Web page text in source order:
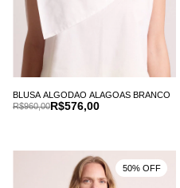
BLUSA ALGODAO ALAGOAS BRANCO
R$576,00
R$960,00
50% OFF